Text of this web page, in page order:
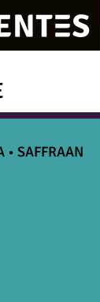
• SAFFRAAN